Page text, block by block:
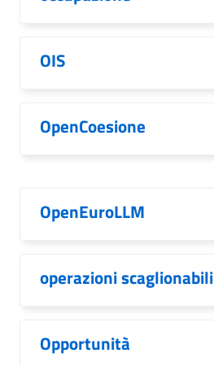
OIS
OpenCoesione
OpenEuroLLM
operazioni scaglionabili
Opportunità